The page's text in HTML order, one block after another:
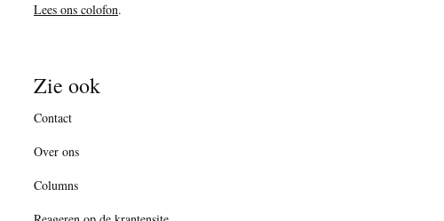
Lees ons colofon.
Zie ook
Contact
Over ons
Columns